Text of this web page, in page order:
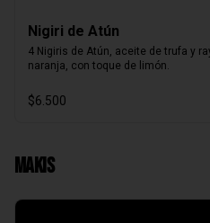
Nigiri de Atún
4 Nigiris de Atún, aceite de trufa y
naranja, con toque de limón.
$6.500
Makis